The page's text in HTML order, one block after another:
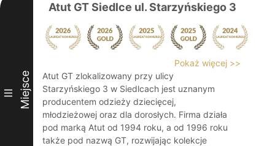
III Miejsce
Atut GT Siedlce ul. Starzyńskiego 3
Pokaż więcej >>
Atut GT zlokalizowany przy ulicy
Starzyńskiego 3 w Siedlcach jest uznanym
producentem odzieży dziecięcej,
młodzieżowej oraz dla dorosłych. Firma działa
pod marką Atut od 1994 roku, a od 1996 roku
także pod nazwą GT, rozwijając kolekcje